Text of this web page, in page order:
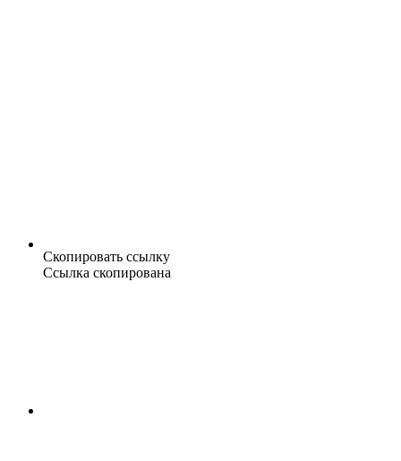
Скопировать ссылку
Ссылка скопирована